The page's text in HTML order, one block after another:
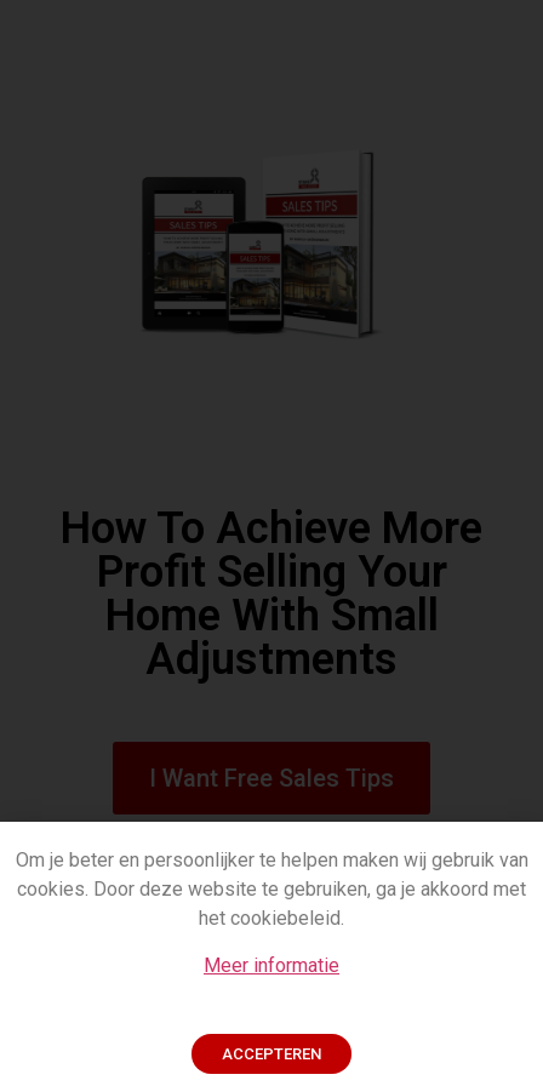
How To Achieve More
Profit Selling Your
Home With Small
Adjustments
I Want Free Sales Tips
Om je beter en persoonlijker te helpen maken wij gebruik van
cookies. Door deze website te gebruiken, ga je akkoord met
het cookiebeleid.
Meer informatie
ACCEPTEREN